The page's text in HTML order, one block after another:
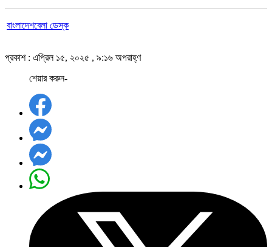
বাংলাদেশবেলা ডেস্ক
প্রকাশ : এপ্রিল ১৫, ২০২৫ , ৯:১৬ অপরাহ্ণ
শেয়ার করুন-